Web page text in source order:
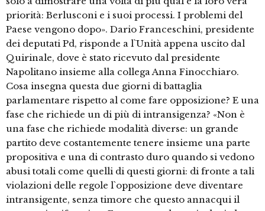
priorità: Berlusconi e i suoi processi. I problemi del
Paese vengono dopo». Dario Franceschini, presidente
dei deputati Pd, risponde a l`Unità appena uscito dal
Quirinale, dove è stato ricevuto dal presidente
Napolitano insieme alla collega Anna Finocchiaro.
Cosa insegna questa due giorni di battaglia
parlamentare rispetto al come fare opposizione? E una
fase che richiede un di più di intransigenza? «Non è
una fase che richiede modalità diverse: un grande
partito deve costantemente tenere insieme una parte
propositiva e una di contrasto duro quando si vedono
abusi totali come quelli di questi giorni: di fronte a tali
violazioni delle regole l`opposizione deve diventare
intransigente, senza timore che questo annacqui il